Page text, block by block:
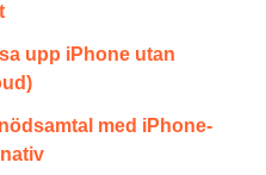
upp iPhone utan
med iPhone-